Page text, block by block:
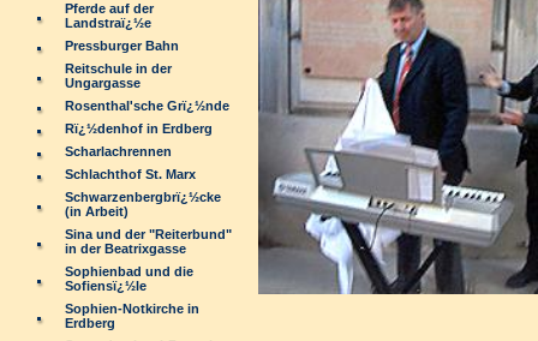
Pferde auf der
Landstraï¿½e
Pressburger Bahn
Reitschule in der
Ungargasse
Rosenthal'sche Grï¿½nde
Rï¿½denhof in Erdberg
Scharlachrennen
Schlachthof St. Marx
Schwarzenbergbrï¿½cke
(in Arbeit)
Sina und der "Reiterbund"
in der Beatrixgasse
Sophienbad und die
Sofiensï¿½le
Sophien-Notkirche in
Erdberg